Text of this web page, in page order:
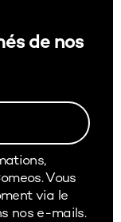
de nos
Vous
via le
nos e-mails.